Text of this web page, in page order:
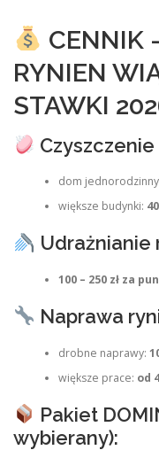
CENNIK
RYNIEN
STAWKI
dom
większe budynki:
Udrażnianie
100 – 250 zł za
Naprawa
drobne naprawy:
większe prace: od
Pakiet
wybierany):